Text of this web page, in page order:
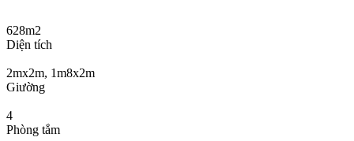
628m2
Diện tích
2mx2m, 1m8x2m
Giường
4
Phòng tắm